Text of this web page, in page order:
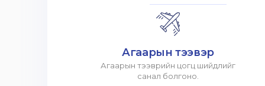
Агаарын тээвэр
Агаарын тээврийн цогц шийдлийг
санал болгоно.